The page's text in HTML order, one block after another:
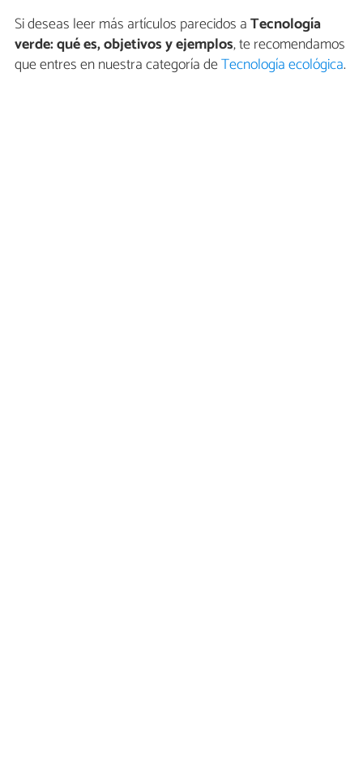
Si deseas leer más artículos parecidos aTecnología
verde: qué es, objetivos y ejemplos, te recomendamos
que entres en nuestra categoría deTecnología ecológica.